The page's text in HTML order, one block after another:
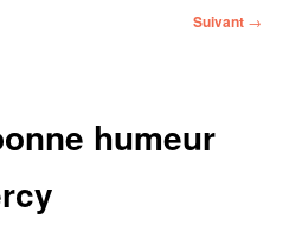
Suivant →
humeur